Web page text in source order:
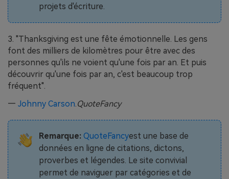
projets d'écriture.
3. "Thanksgiving est une fête émotionnelle. Les gens
font des milliers de kilomètres pour être avec des
personnes qu'ils ne voient qu'une fois par an. Et puis
découvrir qu'une fois par an, c'est beaucoup trop
fréquent".
— Johnny Carson.QuoteFancy
Remarque: QuoteFancyest une base de
données en ligne de citations, dictons,
proverbes et légendes. Le site convivial
permet de naviguer par catégories et de